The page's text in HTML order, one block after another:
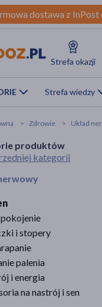
dostawa z
Strefa okazji
Strefa wiedzy
Zdrowie Układ
produktów
kategorii
i stopery
palenia
i energia
na nastrój i sen